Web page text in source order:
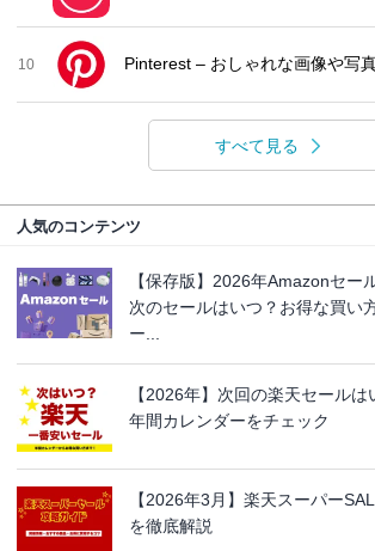
10 Pinterest – おしゃれな画像や写
すべて見る
人気のコンテンツ
【保存版】2026年Amazonセー
次のセールはいつ？お得な買い
ー...
【2026年】次回の楽天セール
年間カレンダーをチェック
【2026年3月】楽天スーパー
を徹底解説